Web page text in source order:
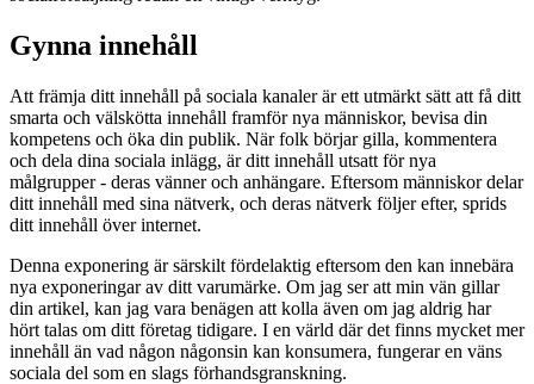
Gynna innehåll
Att främja ditt innehåll på sociala kanaler är ett utmärkt sätt att få ditt
smarta och välskötta innehåll framför nya människor, bevisa din
kompetens och öka din publik. När folk börjar gilla, kommentera
och dela dina sociala inlägg, är ditt innehåll utsatt för nya
målgrupper - deras vänner och anhängare. Eftersom människor delar
ditt innehåll med sina nätverk, och deras nätverk följer efter, sprids
ditt innehåll över internet.
Denna exponering är särskilt fördelaktig eftersom den kan innebära
nya exponeringar av ditt varumärke. Om jag ser att min vän gillar
din artikel, kan jag vara benägen att kolla även om jag aldrig har
hört talas om ditt företag tidigare. I en värld där det finns mycket mer
innehåll än vad någon någonsin kan konsumera, fungerar en väns
sociala del som en slags förhandsgranskning.